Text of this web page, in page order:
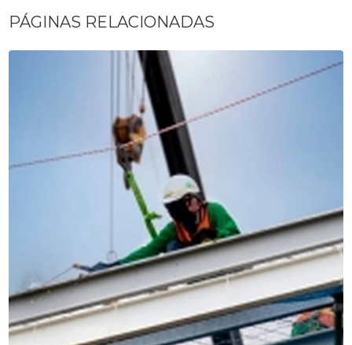
PÁGINAS RELACIONADAS